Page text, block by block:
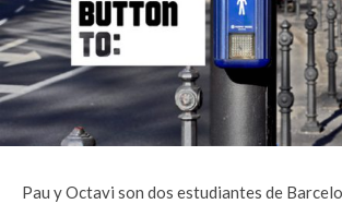
Pau y Octavi son dos estudiantes de